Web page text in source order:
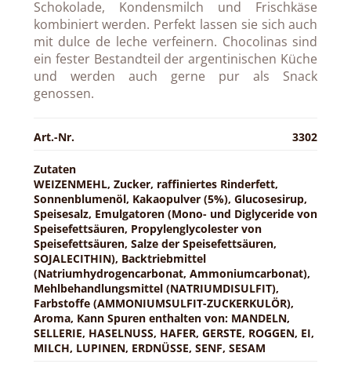
Schokolade, Kondensmilch und Frischkäse
kombiniert werden. Perfekt lassen sie sich auch
mit dulce de leche verfeinern. Chocolinas sind
ein fester Bestandteil der argentinischen Küche
und werden auch gerne pur als Snack
genossen.
Art.-Nr. 3302
Zutaten
WEIZENMEHL, Zucker, raffiniertes Rinderfett,
Sonnenblumenöl, Kakaopulver (5%), Glucosesirup,
Speisesalz, Emulgatoren (Mono- und Diglyceride von
Speisefettsäuren, Propylenglycolester von
Speisefettsäuren, Salze der Speisefettsäuren,
SOJALECITHIN), Backtriebmittel
(Natriumhydrogencarbonat, Ammoniumcarbonat),
Mehlbehandlungsmittel (NATRIUMDISULFIT),
Farbstoffe (AMMONIUMSULFIT-ZUCKERKULÖR),
Aroma, Kann Spuren enthalten von: MANDELN,
SELLERIE, HASELNUSS, HAFER, GERSTE, ROGGEN, EI,
MILCH, LUPINEN, ERDNÜSSE, SENF, SESAM